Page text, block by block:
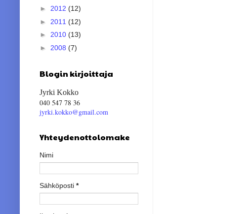
► 2012 (12)
► 2011 (12)
► 2010 (13)
► 2008 (7)
Blogin kirjoittaja
Jyrki Kokko
040 547 78 36
jyrki.kokko@gmail.com
Yhteydenottolomake
Nimi
Sähköposti *